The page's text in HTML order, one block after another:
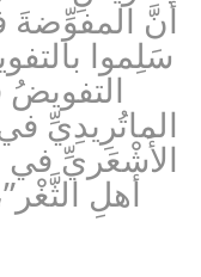
أنَّ المفوِّضةَ
سَلِموا
الماتُرِيدِيِّ
الأَشْعَريِّ في
أهلِ